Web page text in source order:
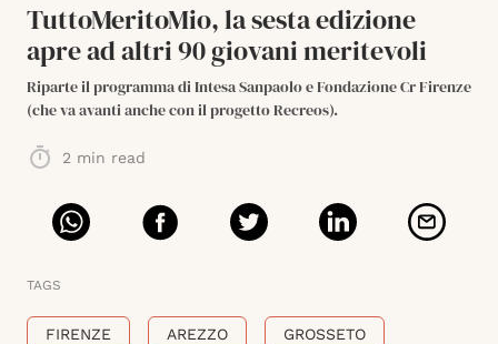
TuttoMeritoMio, la sesta edizione
apre ad altri 90 giovani meritevoli
Riparte il programma di Intesa Sanpaolo e Fondazione Cr Firenze
(che va avanti anche con il progetto Recreos).
2 min read
TAGS
FIRENZE AREZZO GROSSETO